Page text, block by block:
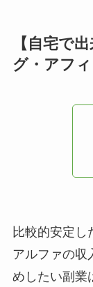
【自宅で
グ・アフ
比較的安定し
アルファの収
めしたい副業